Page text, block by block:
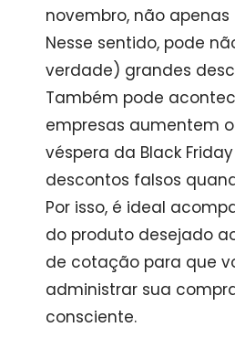
novembro, não apenas
Nesse sentido, pode
verdade) grandes
Também pode
empresas aumentem
véspera da Black
descontos falsos
Por isso, é ideal
do produto desejado
de cotação para que
administrar sua
consciente.